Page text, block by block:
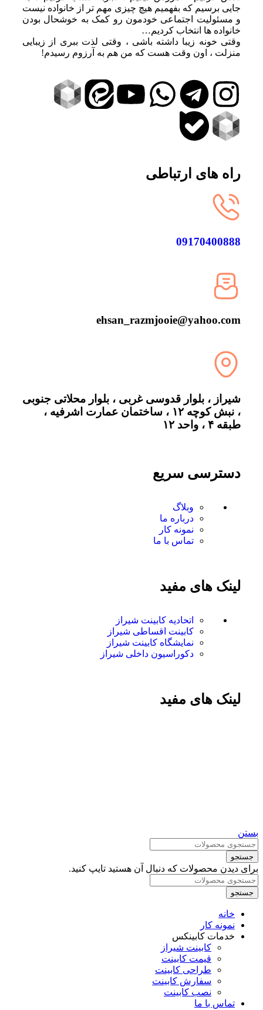
جایی برسیم که بفهمیم هیچ چیزی مهم تر از خانواده نیست
و مسئولیت اجتماعی خودمون رو کمک به خوشحال بودن
خانواده ها انتخاب کردیم…
وقتی خونه زیبا داشته باشی ، وقتی لذت ببری از زیبایی
منزلت ، اون وقت هست که من هم به آرزوم رسیدم!
راه های ارتباطی
09170400888
ehsan_razmjooie@yahoo.com
شیراز ، بلوار قدوسی غربی ، بلوار محلاتی جنوبی
، نبش کوچه ۱۲ ، ساختمان عمارت اشرفیه ،
طبقه ۴ ، واحد ۱۲
دسترسی سریع
وبلاگ
درباره ما
نمونه کار
تماس با ما
لینک های مفید
اتحادیه کابینت شیراز
کابینت اقساطی شیراز
نمایشگاه کابینت شیراز
دکوراسیون داخلی شیراز
لینک های مفید
بستن
جستجو
برای دیدن محصولات که دنبال آن هستید تایپ کنید.
جستجو
خانه
نمونه کار
خدمات کابینکس
کابینت شیراز
قیمت کابینت
طراحی کابینت
سفارش کابینت
نصب کابینت
تماس با ما